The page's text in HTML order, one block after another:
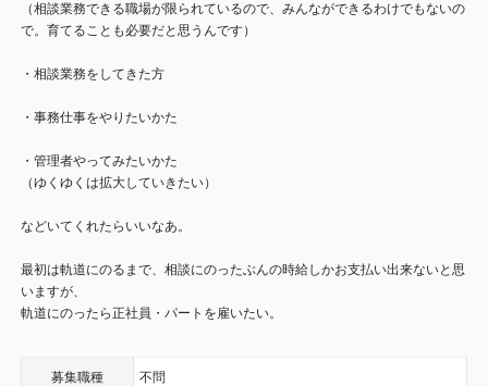
（相談業務できる職場が限られているので、みんなができるわけでもないの
で。育てることも必要だと思うんです）
・相談業務をしてきた方
・事務仕事をやりたいかた
・管理者やってみたいかた
（ゆくゆくは拡大していきたい）
などいてくれたらいいなあ。
最初は軌道にのるまで、相談にのったぶんの時給しかお支払い出来ないと思
いますが、
軌道にのったら正社員・パートを雇いたい。
募集職種 不問